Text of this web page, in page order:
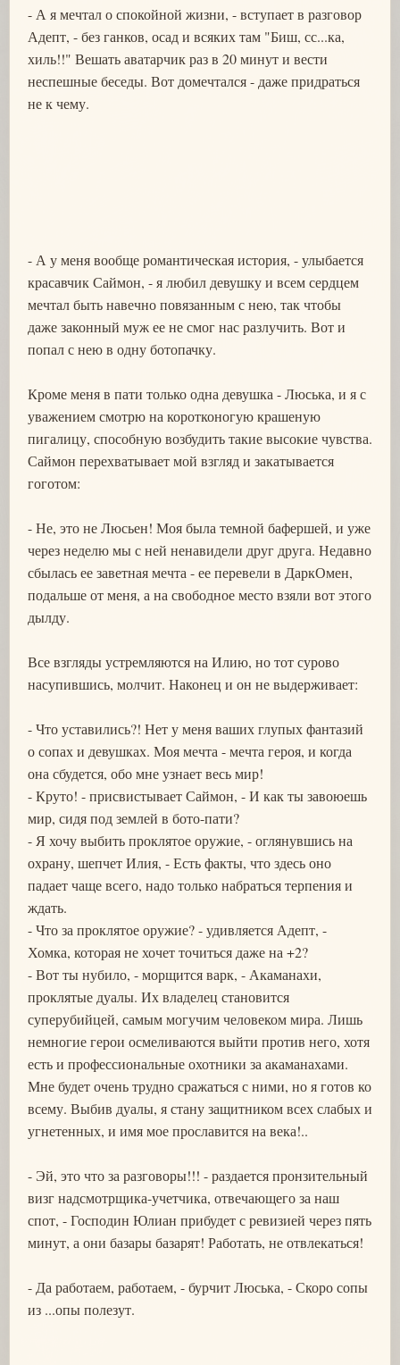
- А я мечтал о спокойной жизни, - вступает в разговор
Адепт, - без ганков, осад и всяких там "Биш, сс...ка,
хиль!!" Вешать аватарчик раз в 20 минут и вести
неспешные беседы. Вот домечтался - даже придраться
не к чему.
- А у меня вообще романтическая история, - улыбается
красавчик Саймон, - я любил девушку и всем сердцем
мечтал быть навечно повязанным с нею, так чтобы
даже законный муж ее не смог нас разлучить. Вот и
попал с нею в одну ботопачку.
Кроме меня в пати только одна девушка - Люська, и я с
уважением смотрю на коротконогую крашеную
пигалицу, способную возбудить такие высокие чувства.
Саймон перехватывает мой взгляд и закатывается
гоготом:
- Не, это не Люсьен! Моя была темной бафершей, и уже
через неделю мы с ней ненавидели друг друга. Недавно
сбылась ее заветная мечта - ее перевели в ДаркОмен,
подальше от меня, а на свободное место взяли вот этого
дылду.
Все взгляды устремляются на Илию, но тот сурово
насупившись, молчит. Наконец и он не выдерживает:
- Что уставились?! Нет у меня ваших глупых фантазий
о сопах и девушках. Моя мечта - мечта героя, и когда
она сбудется, обо мне узнает весь мир!
- Круто! - присвистывает Саймон, - И как ты завоюешь
мир, сидя под землей в бото-пати?
- Я хочу выбить проклятое оружие, - оглянувшись на
охрану, шепчет Илия, - Есть факты, что здесь оно
падает чаще всего, надо только набраться терпения и
ждать.
- Что за проклятое оружие? - удивляется Адепт, -
Хомка, которая не хочет точиться даже на +2?
- Вот ты нубило, - морщится варк, - Акаманахи,
проклятые дуалы. Их владелец становится
суперубийцей, самым могучим человеком мира. Лишь
немногие герои осмеливаются выйти против него, хотя
есть и профессиональные охотники за акаманахами.
Мне будет очень трудно сражаться с ними, но я готов ко
всему. Выбив дуалы, я стану защитником всех слабых и
угнетенных, и имя мое прославится на века!..
- Эй, это что за разговоры!!! - раздается пронзительный
визг надсмотрщика-учетчика, отвечающего за наш
спот, - Господин Юлиан прибудет с ревизией через пять
минут, а они базары базарят! Работать, не отвлекаться!
- Да работаем, работаем, - бурчит Люська, - Скоро сопы
из ...опы полезут.